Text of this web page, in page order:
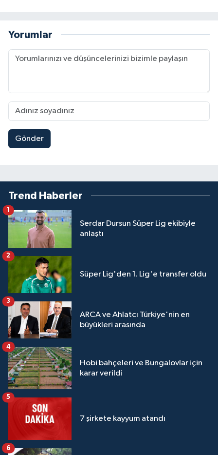
Yorumlar
Gönder
Trend Haberler
Serdar Dursun Süper Lig ekibiyle
anlaştı
1
Süper Lig'den 1. Lig'e transfer oldu
2
ARCA ve Ahlatcı Türkiye'nin en
büyükleri arasında
3
Hobi bahçeleri ve Bungalovlar için
karar verildi
4
7 şirkete kayyum atandı
5
6